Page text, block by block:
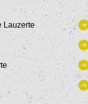
Lauzerte